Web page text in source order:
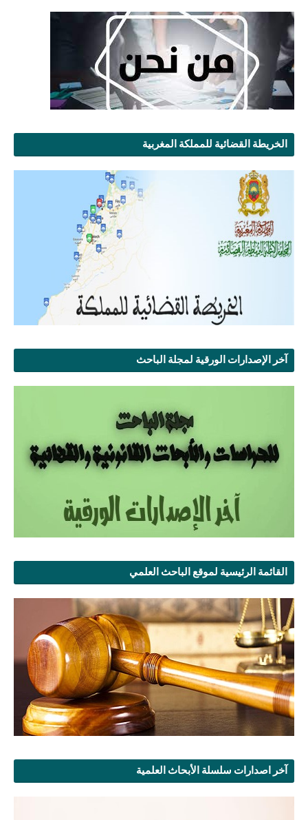
الخريطة القضائية للمملكة المغربية
آخر الإصدارات الورقية لمجلة الباحث
القائمة الرئيسية لموقع الباحث العلمي
آخر اصدارات سلسلة الأبحاث العلمية